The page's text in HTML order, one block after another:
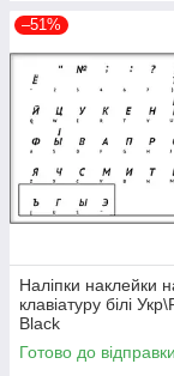
–51%
Наліпки наклейки
клавіатуру білі
Black
Готово до відправки